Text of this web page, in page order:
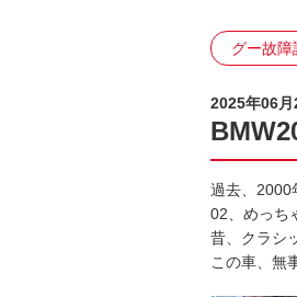
グー故障
2025年06
過去、2000
02、めっち
昔、クラシ
この車、無